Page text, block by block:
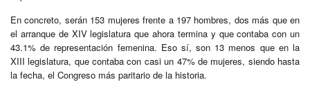
En concreto, serán 153 mujeres frente a 197 hombres, dos más que en
el arranque de XIV legislatura que ahora termina y que contaba con un
43.1% de representación femenina. Eso sí, son 13 menos que en la
XIII legislatura, que contaba con casi un 47% de mujeres, siendo hasta
la fecha, el Congreso más paritario de la historia.